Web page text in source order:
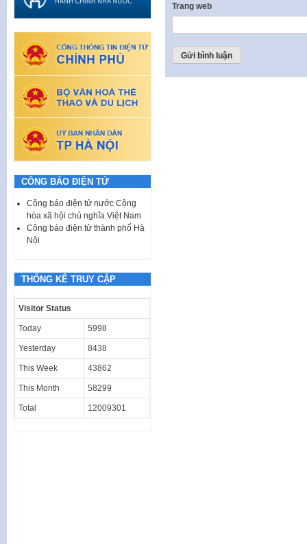
Trang web
CÔNG BÁO ĐIỆN TỬ
Công báo điện tử nước Cộng
hòa xã hội chủ nghĩa Việt Nam
Công báo điện tử thành phố Hà
Nội
THỐNG KÊ TRUY CẬP
Visitor Status
Today 5998
Yesterday 8438
This Week 43862
This Month 58299
Total 12009301